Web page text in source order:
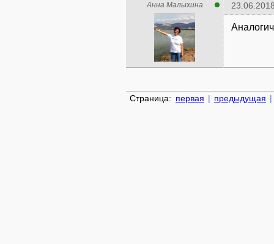
Анна Малыхина
Страница: первая | предыдущая |